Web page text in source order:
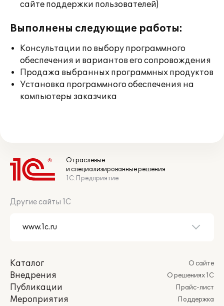
сайте поддержки пользователей)
Выполнены следующие работы:
Консультации по выбору программного
обеспечения и вариантов его сопровождения
Продажа выбранных программных продуктов
Установка программного обеспечения на
компьютеры заказчика
Отраслевые
и специализированные решения
1С:Предприятие
Другие сайты 1С
Каталог
Внедрения
Публикации
Мероприятия
О сайте
О решениях 1С
Прайс-лист
Поддержка